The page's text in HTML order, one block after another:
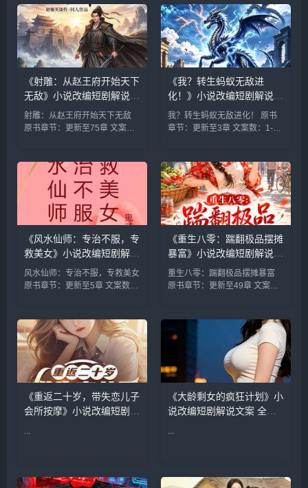
《射雕：从赵王府开始天下
无敌》小说改编短剧解说文
案 全网独家下载
射雕：从赵王府开始天下无敌
原书章节：更新至75章 文案
《我？转生蚂蚁无敌进
化！》小说改编短剧解说文
案 全网独家下载
我？转生蚂蚁无敌进化！ 原书
章节：更新至3章 文案数：1-10
《风水仙师：专治不服，专
救美女》小说改编短剧解说
文案 全网独家下载
风水仙师：专治不服，专救美女
原书章节：更新至5章 文案数：
kuaijieshuo.com...
《重生八零：踹翻极品摆摊
暴富》小说改编短剧解说文
案 全网独家下载
重生八零：踹翻极品摆摊暴富
原书章节：更新至49章 文案
《重返二十岁，带失恋儿子
会所按摩》小说改编短剧解
...
《大龄剩女的疯狂计划》小
说改编短剧解说文案 全网
...